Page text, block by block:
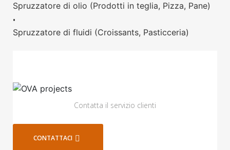
Spruzzatore di olio (Prodotti in teglia, Pizza, Pane)
•
Spruzzatore di fluidi (Croissants, Pasticceria)
Contatta il servizio clienti
CONTATTACI